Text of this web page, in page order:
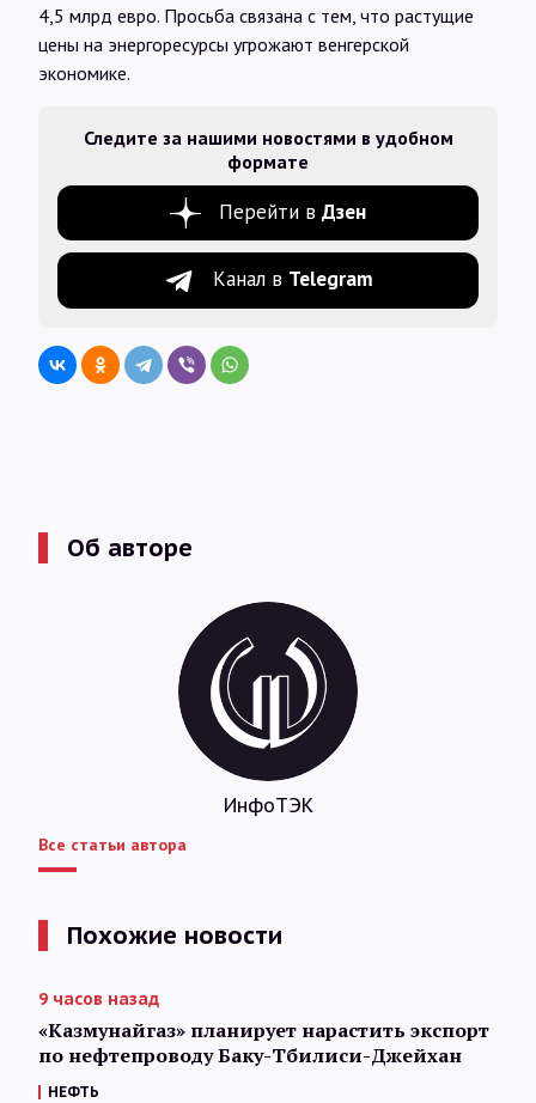
4,5 млрд евро. Просьба связана с тем, что растущие
цены на энергоресурсы угрожают венгерской
экономике.
Следите за нашими новостями в удобном
формате
Перейти в Дзен
Канал в Telegram
Об авторе
ИнфоТЭК
Все статьи автора
Похожие новости
9 часов назад
«Казмунайгаз» планирует нарастить экспорт
по нефтепроводу Баку-Тбилиси-Джейхан
НЕФТЬ